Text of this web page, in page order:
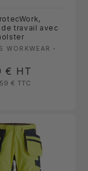
de travail avec
:
WORKWEAR -
€ HT
€ TTC